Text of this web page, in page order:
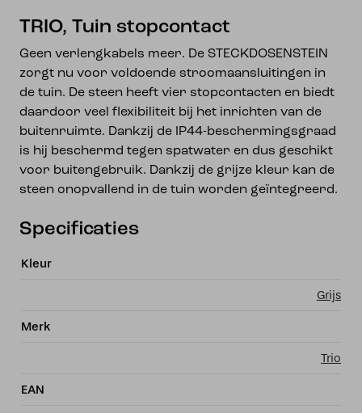
TRIO, Tuin stopcontact
Geen verlengkabels meer. De STECKDOSENSTEIN
zorgt nu voor voldoende stroomaansluitingen in
de tuin. De steen heeft vier stopcontacten en biedt
daardoor veel flexibiliteit bij het inrichten van de
buitenruimte. Dankzij de IP44-beschermingsgraad
is hij beschermd tegen spatwater en dus geschikt
voor buitengebruik. Dankzij de grijze kleur kan de
steen onopvallend in de tuin worden geïntegreerd.
Specificaties
Kleur
Grijs
Merk
Trio
EAN